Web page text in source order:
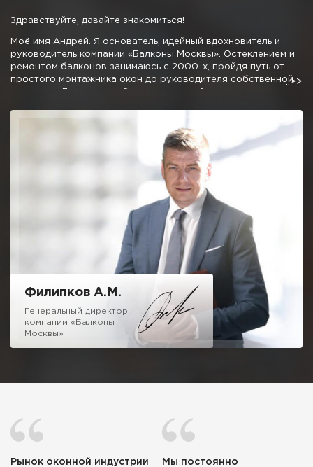
Здравствуйте, давайте знакомиться!
Моё имя Андрей. Я основатель, идейный вдохновитель и
руководитель компании «Балконы Москвы». Остеклением и
ремонтом балконов занимаюсь с 2000-х, пройдя путь от
простого монтажника окон до руководителя собственной
благоустройства балконов и лоджий.
Мне не очень хочется писать про низкие цены, 50% скидки и
10 летнюю гарантию, как это требуют от меня маркетологи,
отмечу одно, мне не стыдно за качество нашей работы.
Можете вызвать десяток компаний сравнивая наш подход и
ценовую политику и убедитесь, что с нами можно и нужно
Надеюсь на честное и взаимовыгодное сотрудничество!
Филипков А.М.
Генеральный директор
компании «Балконы
Москвы»
Рынок оконной индустрии
Мы постоянно